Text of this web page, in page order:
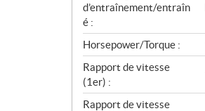
d’entraînement/entraîn
é :
Horsepower/Torque :
Rapport de vitesse
(1er) :
Rapport de vitesse